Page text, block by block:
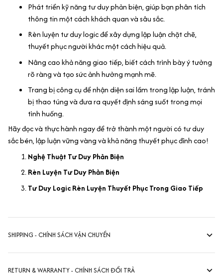
Phát triển kỹ năng tư duy phản biện, giúp bạn phân tích
thông tin một cách khách quan và sâu sắc.
Rèn luyện tư duy logic để xây dựng lập luận chặt chẽ,
thuyết phục người khác một cách hiệu quả.
Nâng cao khả năng giao tiếp, biết cách trình bày ý tưởng
rõ ràng và tạo sức ảnh hưởng mạnh mẽ.
Trang bị công cụ để nhận diện sai lầm trong lập luận, tránh
bị thao túng và đưa ra quyết định sáng suốt trong mọi
tình huống.
Hãy đọc và thực hành ngay để trở thành một người có tư duy
sắc bén, lập luận vững vàng và khả năng thuyết phục đỉnh cao!
Nghệ Thuật Tư Duy Phản Biện
Rèn Luyện Tư Duy Phản Biện
Tư Duy Logic Rèn Luyện Thuyết Phục Trong Giao Tiếp
SHIPPING - CHÍNH SÁCH VẬN CHUYỂN
RETURN & WARRANTY - CHÍNH SÁCH ĐỔI TRẢ